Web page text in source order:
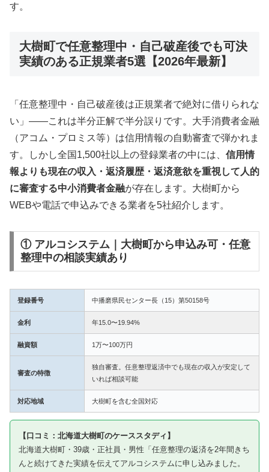
す。
大樹町で任意整理中・自己破産後でも可決
実績のある正規業者5選【2026年最新】
「任意整理中・自己破産後は正規業者で絶対に借りられな
い」——これは半分正解で半分誤りです。大手消費者金融
（アコム・プロミス等）は信用情報の自動審査で弾かれま
す。しかし全国1,500社以上の登録業者の中には、 信用情
報よりも現在の収入・返済履歴・返済意欲を重視して人的
に審査する中小消費者金融が存在します。大樹町から
WEBや電話で申込みできる業者を5社紹介します。
① アルコシステム｜大樹町から申込み可・任意
整理中の相談実績あり
登録番号 中播磨県民センター長（15）第50158号
金利 年15.0〜19.94%
融資額 1万〜100万円
審査の特徴
独自審査。任意整理返済中でも現在の収入が安定して
いれば相談可能
対応地域 大樹町を含む全国対応
【口コミ：北海道大樹町のケーススタディ】
北海道大樹町・39歳・正社員・男性「任意整理の返済を2年間きち
んと続けてきた実績を伝えてアルコシステムに申し込みました。